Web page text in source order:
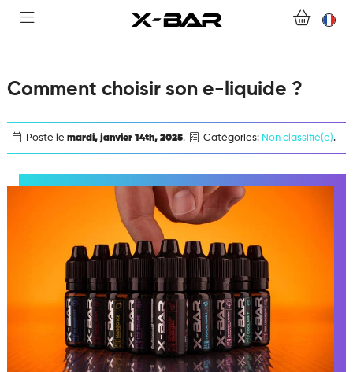
COLLECTIONS
NOUS CONTACTER
DEVENIR REVENDEUR
MON COMPTE
Comment choisir son e-liquide ?
Posté le mardi, janvier 14th, 2025. Catégories: Non classifié(e).